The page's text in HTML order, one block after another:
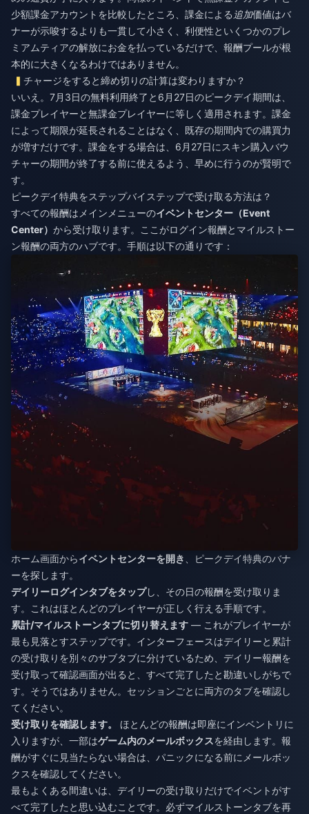
少額課金アカウントを比較したところ、課金による 追加価値はバ
ナーが示唆するよりも一貫して小さく、利便性といくつかのプレ
ミアムティアの解放にお金を払っているだけで、報酬プールが根
本的に大きくなるわけではありません。
チャージをすると締め切りの計算は変わりますか？
いいえ。7月3日の無料利用終了と6月27日のピークデイ期間は、
課金プレイヤーと無課金プレイヤーに等しく適用されます。課金
によって期限が延長されることはなく、既存の期間内での購買力
が増すだけです。課金をする場合は、6月27日にスキン購入バウ
チャーの期間が終了する前に使えるよう、早めに行うのが賢明で
す。
ピークデイ特典をステップバイステップで受け取る方法は？
すべての報酬はメインメニューのイベントセンター（Event
Center） から受け取ります。ここがログイン報酬とマイルストー
ン報酬の両方のハブです。手順は以下の通りです：
ホーム画面からイベントセンターを開き
、ピークデイ特典のバナ
ーを探します。
デイリーログインタブをタップし、その日の報酬を受け取りま
す。これはほとんどのプレイヤーが正しく行える手順です。
累計/マイルストーンタブに切り替えます — これがプレイヤーが
最も見落とすステップです。インターフェースはデイリーと累計
の受け取りを別々のサブタブに分けているため、デイリー報酬を
受け取って確認画面が出ると、すべて完了したと勘違いしがちで
す。そうではありません。セッションごとに両方のタブを確認し
てください。
受け取りを確認します。
ほとんどの報酬は即座にインベントリに
入りますが、一部はゲーム内のメールボックスを経由します。報
酬がすぐに見当たらない場合は、パニックになる前にメールボッ
クスを確認してください。
最もよくある間違いは、デイリーの受け取りだけでイベントがす
べて完了したと思い込むことです。必ずマイルストーンタブを再